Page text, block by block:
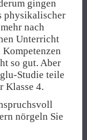
gingen
physikalischer
nach
Unterricht
Kompetenzen
so gut. Aber
Studie teile
Klasse 4.
nörgeln Sie